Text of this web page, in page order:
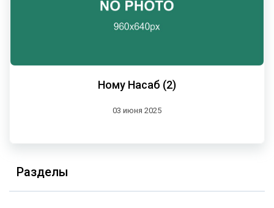
Ному Насаб (2)
03 июня 2025
Разделы